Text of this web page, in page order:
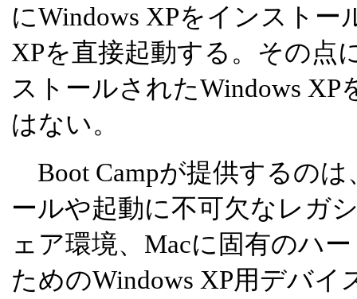
にWindows XPをインストー
XPを直接起動する。その点
ストールされたWindows
はない。
Boot Campが提供するのは
ールや起動に不可欠なレガ
ェア環境、Macに固有のハ
ためのWindows XP用デバイ